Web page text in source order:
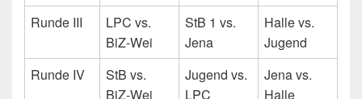
Runde III
LPC vs.
BiZ-Wei
StB 1 vs.
Jena
Halle vs.
Jugend
Runde IV
StB vs.
BiZ-Wei
Jugend vs.
LPC
Jena vs.
Halle